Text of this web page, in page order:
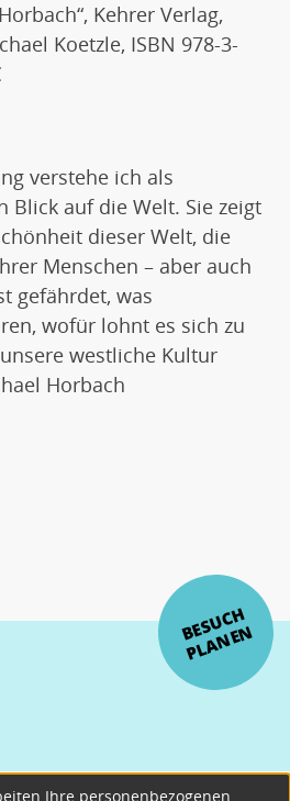
Kehrer Verlag,
Koetzle, ISBN 978-3-
verstehe ich als
Blick auf die Welt. Sie zeigt
dieser Welt, die
Menschen – aber auch
gefährdet, was
wofür lohnt es sich zu
westliche Kultur
Horbach
B
E
S
U
C
H
P
L
A
N
E
N
Ihre personenbezogenen